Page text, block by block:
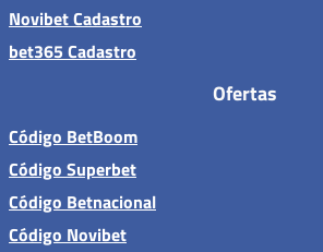
Novibet Cadastro
bet365 Cadastro
Ofertas
Código BetBoom
Código Superbet
Código Betnacional
Código Novibet